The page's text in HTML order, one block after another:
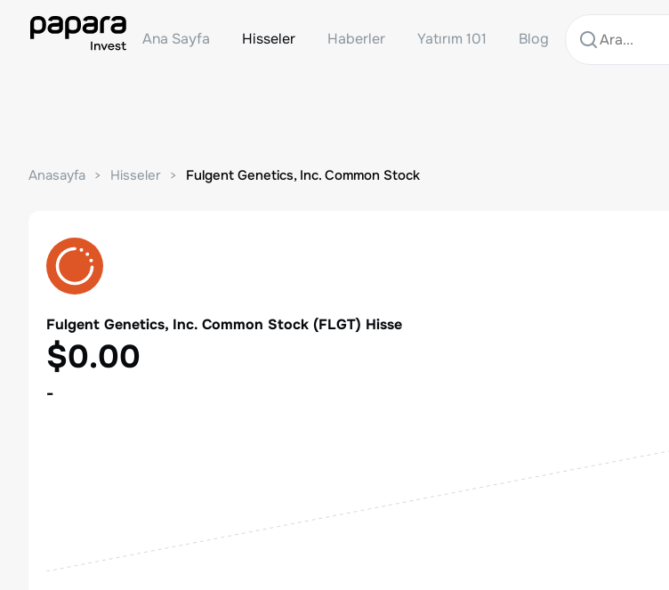
Ana Sayfa Hisseler Haberler Yatırım 101 Blog
Anasayfa Hisseler Fulgent Genetics, Inc. Common Stock
Fulgent Genetics, Inc. Common Stock (FLGT) Hisse
$0.00
-